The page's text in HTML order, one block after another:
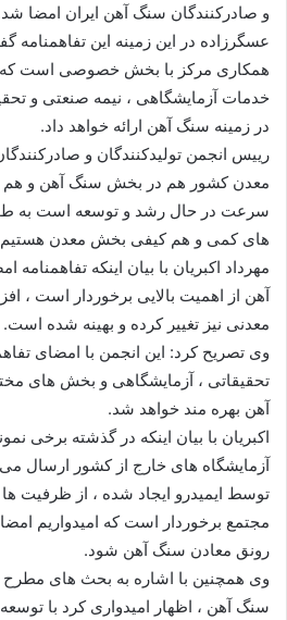
و صادركنندگان سنگ آهن ایران امضا
عسگرزاده در این زمینه این تفاهمنامه
همكاری مركز با بخش خصوصی است كه
خدمات آزمایشگاهی ، نیمه صنعتی و
در زمینه سنگ آهن ارائه خواهد داد.
رییس انجمن تولیدكنندگان و
معدن كشور هم در بخش سنگ آهن و هم
سرعت در حال رشد و توسعه است به
های كمی و هم كیفی بخش معدن
مهرداد اكبریان با بیان اینكه
آهن از اهمیت بالایی برخوردار است ،
معدنی نیز تغییر كرده و بهینه شده است.
وی تصریح كرد: این انجمن با امضای
تحقیقاتی ، آزمایشگاهی و بخش های
آهن بهره مند خواهد شد.
اكبریان با بیان اینكه در گذشته برخی
آزمایشگاه های خارج از كشور ارسال
توسط ایمیدرو ایجاد شده ، از ظرفیت
مجتمع برخوردار است كه امیدواریم
رونق معادن سنگ آهن شود.
وی همچنین با اشاره به بحث های
سنگ آهن ، اظهار امیدواری كرد با